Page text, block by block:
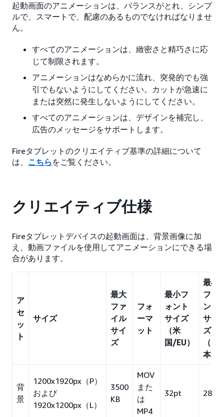
起動画面のアニメーションは、バランスがとれ、シンプ
ルで、スマートで、配慮のあるものでなければなりませ
ん。
すべてのアニメーションは、緻密さと精巧さに応
じて制限されます。
アニメーションはなめらかに流れ、突発的でも強
引でもないようにしてください。カットが急速に
または突然に発生しないようにしてください。
すべてのアニメーションは、デザインを補完し、
広告のメッセージをサポートします。
Fireタブレットのクリエイティブ基準の詳細について
は、 こちら をご覧ください。
クリエイティブ仕様
Fireタブレットデバイスの起動画面は、背景画像に加
え、動画ファイルを使用してアニメーションにできる場
合があります。
ア
セ
ッ
ト
サイズ
最大
ファ
イル
サイ
ズ
フォ
ーマ
ット
最小フ
ォント
サイズ
（米
国/EU）
最小
フォ
ント
サイ
ズ
（日
本）
背
景
1200x1920px（P）
および
1920x1200px（L）
3500
KB
MOV
また
は
MP4
32pt 28pt